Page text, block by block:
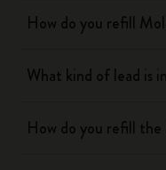
How do you refill
What kind of lead is
How do you refill the